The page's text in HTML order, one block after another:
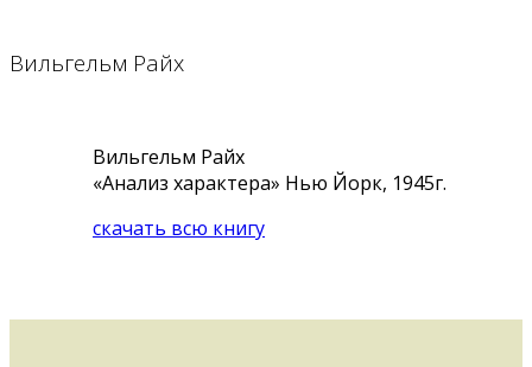
Вильгельм Райх
Вильгельм Райх
«Анализ характера» Нью Йорк, 1945г.
скачать всю книгу